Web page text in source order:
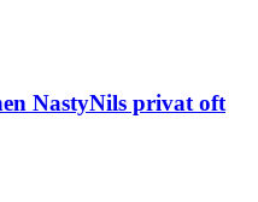
NastyNils privat oft